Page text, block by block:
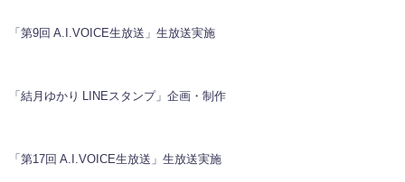
「第9回 A.I.VOICE生放送」生放送実施
「結月ゆかり LINEスタンプ」企画・制作
「第17回 A.I.VOICE生放送」生放送実施